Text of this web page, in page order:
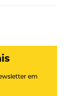
em